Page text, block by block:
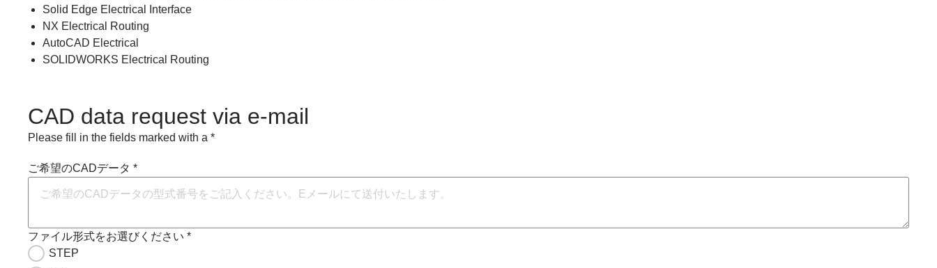
Solid Edge Electrical Interface
NX Electrical Routing
AutoCAD Electrical
SOLIDWORKS Electrical Routing
CAD data request via e-mail
Please fill in the fields marked with a *
ご希望のCADデータ *
ファイル形式をお選びください *
STEP